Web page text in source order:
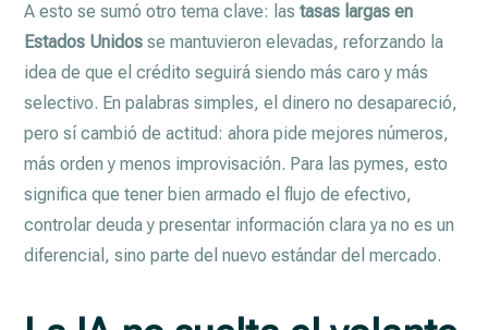
A esto se sumó otro tema clave: lastasas largas en
Estados Unidos se mantuvieron elevadas, reforzando la
idea de que el crédito seguirá siendo más caro y más
selectivo. En palabras simples, el dinero no desapareció,
pero sí cambió de actitud: ahora pide mejores números,
más orden y menos improvisación. Para las pymes, esto
significa que tener bien armado el flujo de efectivo,
controlar deuda y presentar información clara ya no es un
diferencial, sino parte del nuevo estándar del mercado.